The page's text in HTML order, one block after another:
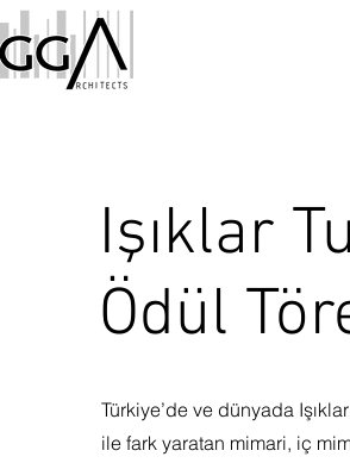
Işıklar
Ödül
Türkiye’de ve dünyada
ile fark yaratan mimari, iç